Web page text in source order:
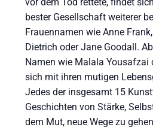
bester Gesellschaft weiterer
Frauennamen wie Anne
Dietrich oder Jane Goodall.
Namen wie Malala Yousafzai
sich mit ihren mutigen
Jedes der insgesamt 15
Geschichten von Stärke,
dem Mut, neue Wege zu